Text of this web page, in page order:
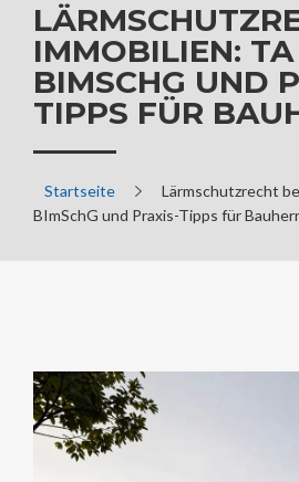
IMMOBILIEN:
BIMSCHG UND
TIPPS FÜR
Startseite
Lärmschutzrecht
BImSchG und Praxis-Tipps für